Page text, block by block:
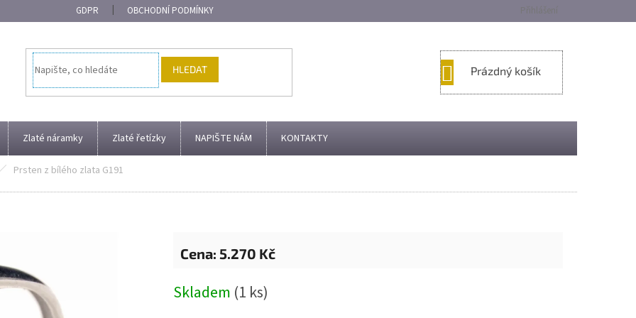
GDPR OBCHODNÍ PODMÍNKY Přihlášení
HLEDAT
KOŠÍK
Prázdný košík
Zlaté náramky Zlaté řetízky NAPIŠTE NÁM KONTAKTY
Prsten z bílého zlata G191
5.270 Kč
cena:
Skladem (1 ks)